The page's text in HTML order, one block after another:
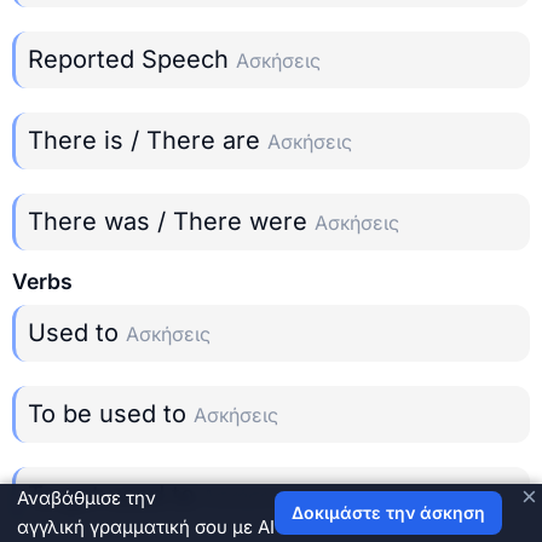
Reported Speech Ασκήσεις
There is / There are Ασκήσεις
There was / There were Ασκήσεις
Verbs
Used to Ασκήσεις
To be used to Ασκήσεις
To get used to Ασκήσεις
Αναβάθμισε την
αγγλική γραμματική σου με AI
Δοκιμάστε την άσκηση
×